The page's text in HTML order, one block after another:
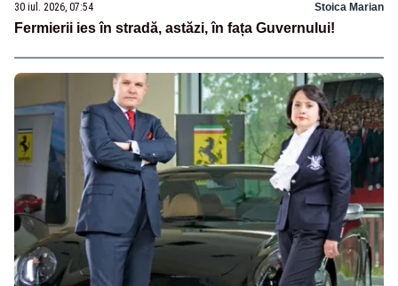
30 iul. 2026, 07:54 Stoica Marian
Fermierii ies în stradă, astăzi, în fața Guvernului!